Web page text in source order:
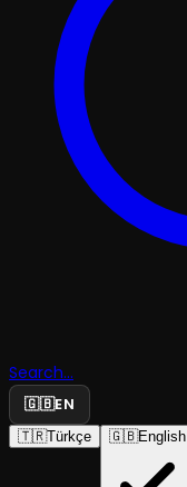
Search...
🇬🇧EN
🇹🇷Türkçe 🇬🇧English